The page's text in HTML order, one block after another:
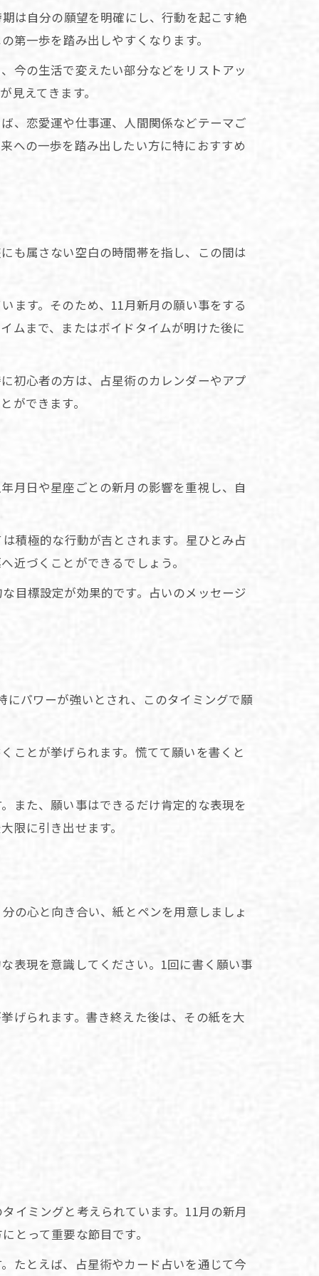
は自分の願望を明確にし、行動を起こす絶
第一歩を踏み出しやすくなります。
今の生活で変えたい部分などをリストアッ
えてきます。
、恋愛運や仕事運、人間関係などテーマご
への一歩を踏み出したい方に特におすすめ
も属さない空白の時間帯を指し、この間は
ます。そのため、11月新月の願い事をする
ムまで、またはボイドタイムが明けた後に
初心者の方は、占星術のカレンダーやアプ
ができます。
月日や星座ごとの新月の影響を重視し、自
積極的な行動が吉とされます。星ひとみ占
近づくことができるでしょう。
目標設定が効果的です。占いのメッセージ
パワーが強いとされ、このタイミングで願
ことが挙げられます。慌てて願いを書くと
また、願い事はできるだけ肯定的な表現を
限に引き出せます。
の心と向き合い、紙とペンを用意しましょ
表現を意識してください。1回に書く願い事
げられます。書き終えた後は、その紙を大
イミングと考えられています。11月の新月
とって重要な節目です。
たとえば、占星術やカード占いを通じて今